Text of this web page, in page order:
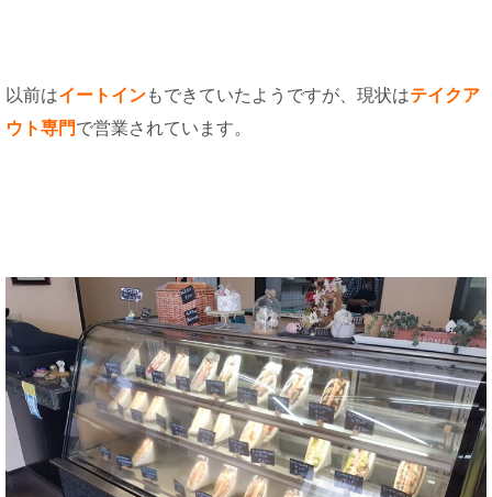
以前はイートインもできていたようですが、現状はテイクア
ウト専門で営業されています。